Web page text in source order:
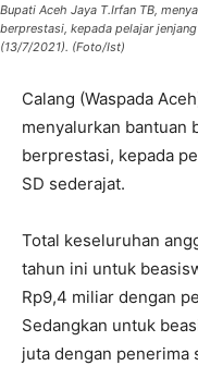
Bupati Aceh Jaya T.Irfan TB,
berprestasi, kepada pelajar
(13/7/2021). (Foto/Ist)
Calang (Waspada
menyalurkan bantuan
berprestasi, kepada
SD sederajat.
Total keseluruhan
tahun ini untuk
Rp9,4 miliar dengan
Sedangkan untuk
juta dengan penerima